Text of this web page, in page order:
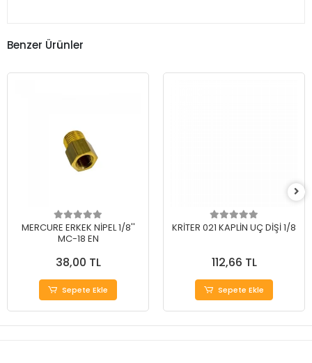
Benzer Ürünler
MERCURE ERKEK NİPEL 1/8''
MC-18 EN
38,00 TL
Sepete Ekle
KRİTER 021 KAPLİN UÇ DİŞİ 1/8
112,66 TL
Sepete Ekle